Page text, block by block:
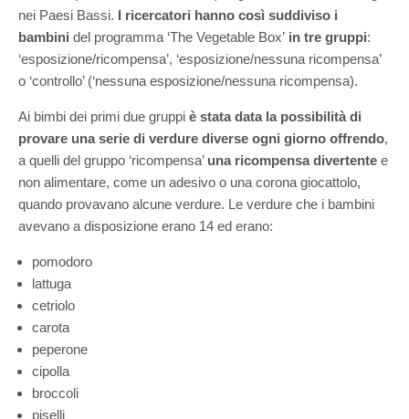
nei Paesi Bassi. I ricercatori hanno così suddiviso i
bambini del programma ‘The Vegetable Box’ in tre gruppi:
‘esposizione/ricompensa’, ‘esposizione/nessuna ricompensa’
o ‘controllo’ (‘nessuna esposizione/nessuna ricompensa).
Ai bimbi dei primi due gruppi è stata data la possibilità di
provare una serie di verdure diverse ogni giorno offrendo,
a quelli del gruppo ‘ricompensa’ una ricompensa divertente e
non alimentare, come un adesivo o una corona giocattolo,
quando provavano alcune verdure. Le verdure che i bambini
avevano a disposizione erano 14 ed erano:
pomodoro
lattuga
cetriolo
carota
peperone
cipolla
broccoli
piselli